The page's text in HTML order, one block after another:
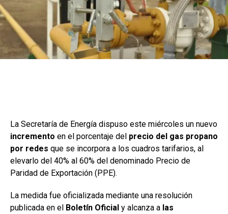
La Secretaría de Energía dispuso este miércoles un nuevo
incremento en el porcentaje del precio del gas propano
por redes que se incorpora a los cuadros tarifarios, al
elevarlo del 40% al 60% del denominado Precio de
Paridad de Exportación (PPE).
La medida fue oficializada mediante una resolución
publicada en el Boletín Oficial y alcanza a las